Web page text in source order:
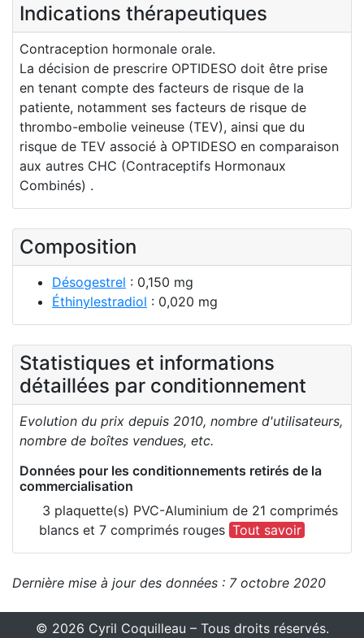
Indications thérapeutiques
Contraception hormonale orale.
La décision de prescrire OPTIDESO doit être prise
en tenant compte des facteurs de risque de la
patiente, notamment ses facteurs de risque de
thrombo-embolie veineuse (TEV), ainsi que du
risque de TEV associé à OPTIDESO en comparaison
aux autres CHC (Contraceptifs Hormonaux
Combinés) .
Composition
Désogestrel : 0,150 mg
Éthinylestradiol : 0,020 mg
Statistiques et informations
détaillées par conditionnement
Evolution du prix depuis 2010, nombre d'utilisateurs,
nombre de boîtes vendues, etc.
Données pour les conditionnements retirés de la
commercialisation
3 plaquette(s) PVC-Aluminium de 21 comprimés
blancs et 7 comprimés rouges Tout savoir
Dernière mise à jour des données : 7 octobre 2020
© 2026 Cyril Coquilleau – Tous droits réservés.